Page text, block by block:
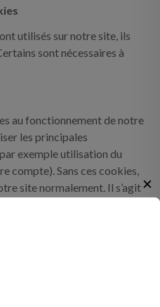
utilisés sur notre site, ils
sont nécessaires à
au fonctionnement de notre
les principales
exemple utilisation du
compte). Sans ces cookies,
site normalement. Il s’agit✕